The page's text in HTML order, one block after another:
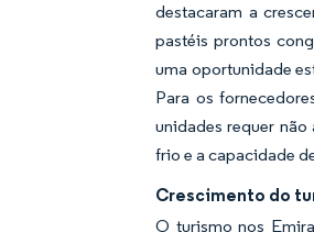
destacaram a
pastéis prontos
uma oportunidade
Para os
unidades requer
frio e a capacidade
Crescimento do
O turismo nos